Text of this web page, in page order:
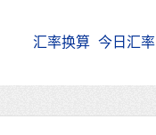
汇率换算 今日汇率